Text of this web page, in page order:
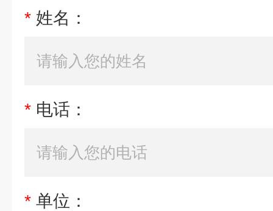
* 姓名：
* 电话：
* 单位：